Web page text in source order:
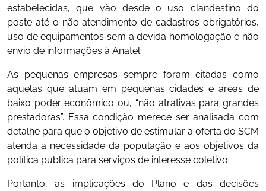
estabelecidas, que vão desde o uso clandestino do
poste até o não atendimento de cadastros obrigatórios,
uso de equipamentos sem a devida homologação e não
envio de informações à Anatel.
As pequenas empresas sempre foram citadas como
aquelas que atuam em pequenas cidades e áreas de
baixo poder econômico ou, “não atrativas para grandes
prestadoras”. Essa condição merece ser analisada com
detalhe para que o objetivo de estimular a oferta do SCM
atenda a necessidade da população e aos objetivos da
política pública para serviços de interesse coletivo.
Portanto, as implicações do Plano e das decisões